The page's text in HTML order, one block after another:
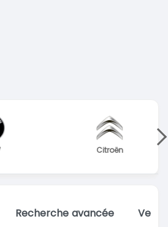
Citroën
Recherche avancée Vente